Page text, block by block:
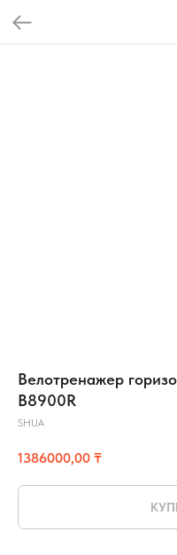
Велотренажер
B8900R
SHUA
1386000,00 ₸